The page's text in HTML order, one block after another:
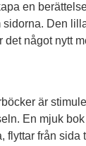
en
Den
något nytt
är
En mjuk
flyttar från